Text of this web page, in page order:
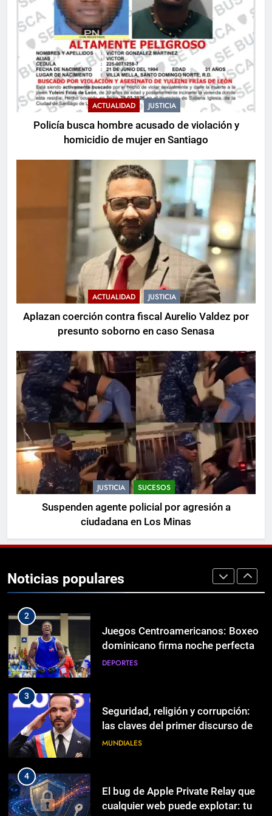
ACTUALIDAD JUSTICIA
Policía busca hombre acusado de violación y
homicidio de mujer en Santiago
ACTUALIDAD JUSTICIA
Aplazan coerción contra fiscal Aurelio Valdez por
presunto soborno en caso Senasa
JUSTICIA SUCESOS
Suspenden agente policial por agresión a
ciudadana en Los Minas
Noticias populares
«Viva Cristo Rey»: la religión
protagoniza la inusual investidura
de De la Espriella en Colombia
MUNDIALES
Abinader participa en toma de
posesión de Abelardo de la
7
Control de mosquitos macho
Wolbachia en Virginia
MUNDIALES
8
El CTO de Uber declara el fin de la
era del tokenmaxxing: «La
siguiente fase no se tratará de
quién gasta más tokens»
CIENCIA & TECNOLOGÍA
Abelardo de la Espriella asume
como presidente de Colombia
MUNDIALES
2
Juegos Centroamericanos: Boxeo
dominicano firma noche perfecta
DEPORTES
3
Seguridad, religión y corrupción:
las claves del primer discurso de
De la Espriella como presidente
MUNDIALES
4
El bug de Apple Private Relay que
cualquier web puede explotar: tu